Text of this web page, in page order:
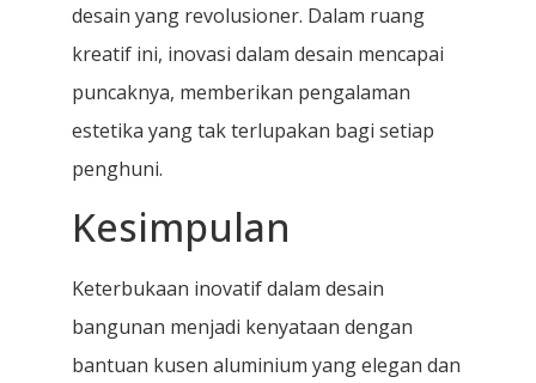
desain yang revolusioner. Dalam ruang
kreatif ini, inovasi dalam desain mencapai
puncaknya, memberikan pengalaman
estetika yang tak terlupakan bagi setiap
penghuni.
Kesimpulan
Keterbukaan inovatif dalam desain
bangunan menjadi kenyataan dengan
bantuan kusen aluminium yang elegan dan